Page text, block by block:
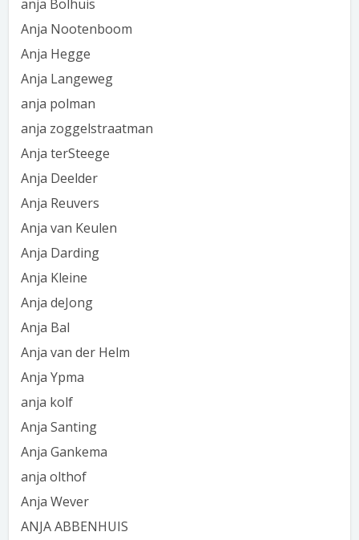
anja Bolhuis
Anja Nootenboom
Anja Hegge
Anja Langeweg
anja polman
anja zoggelstraatman
Anja terSteege
Anja Deelder
Anja Reuvers
Anja van Keulen
Anja Darding
Anja Kleine
Anja deJong
Anja Bal
Anja van der Helm
Anja Ypma
anja kolf
Anja Santing
Anja Gankema
anja olthof
Anja Wever
ANJA ABBENHUIS